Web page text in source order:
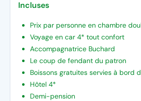
Incluses
Prix par personne en chambre
Voyage en car 4* tout confort
Accompagnatrice Buchard
Le coup de fendant du patron
Boissons gratuites servies à bord
Hôtel 4*
Demi-pension